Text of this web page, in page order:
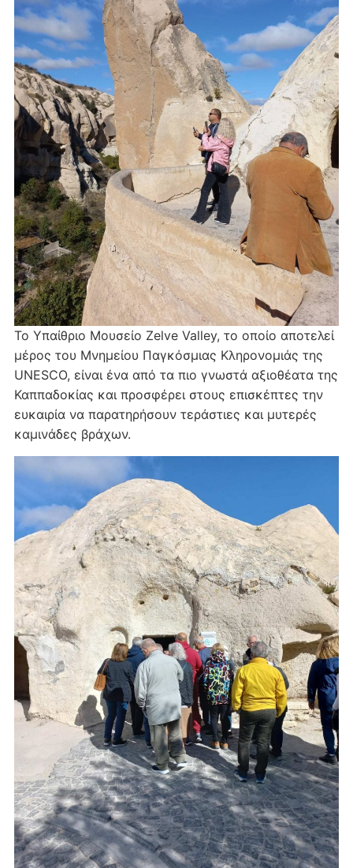
Το Υπαίθριο Μουσείο Zelve Valley, το οποίο αποτελεί
μέρος του Μνημείου Παγκόσμιας Κληρονομιάς της
UNESCO, είναι ένα από τα πιο γνωστά αξιοθέατα της
Καππαδοκίας και προσφέρει στους επισκέπτες την
ευκαιρία να παρατηρήσουν τεράστιες και μυτερές
καμινάδες βράχων.